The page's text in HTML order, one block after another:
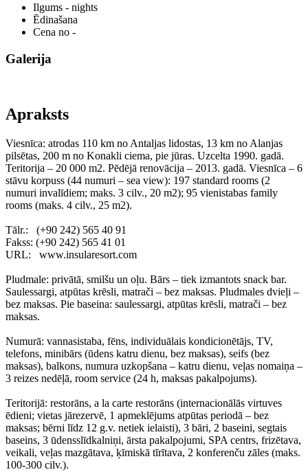
Ilgums - nights
Ēdinašana
Cena no -
Galerija
Apraksts
Viesnīca: atrodas 110 km no Antaljas lidostas, 13 km no Alanjas
pilsētas, 200 m no Konakli ciema, pie jūras. Uzcelta 1990. gadā.
Teritorija – 20 000 m2. Pēdējā renovācija – 2013. gadā. Viesnīca – 6
stāvu korpuss (44 numuri – sea view): 197 standard rooms (2
numuri invalīdiem; maks. 3 cilv., 20 m2); 95 vienistabas family
rooms (maks. 4 cilv., 25 m2).
Tālr.: (+90 242) 565 40 91
Fakss: (+90 242) 565 41 01
URL: www.insularesort.com
Pludmale: privātā, smilšu un oļu. Bārs – tiek izmantots snack bar.
Saulessargi, atpūtas krēsli, matrači – bez maksas. Pludmales dvieļi –
bez maksas. Pie baseina: saulessargi, atpūtas krēsli, matrači – bez
maksas.
Numurā: vannasistaba, fēns, individuālais kondicionētājs, TV,
telefons, minibārs (ūdens katru dienu, bez maksas), seifs (bez
maksas), balkons, numura uzkopšana – katru dienu, veļas nomaiņa –
3 reizes nedēļā, room service (24 h, maksas pakalpojums).
Teritorijā: restorāns, a la carte restorāns (internacionālās virtuves
ēdieni; vietas jārezervē, 1 apmeklējums atpūtas periodā – bez
maksas; bērni līdz 12 g.v. netiek ielaisti), 3 bāri, 2 baseini, segtais
baseins, 3 ūdensslīdkalniņi, ārsta pakalpojumi, SPA centrs, frizētava,
veikali, veļas mazgātava, ķīmiskā tīrītava, 2 konferenču zāles (maks.
100-300 cilv.).